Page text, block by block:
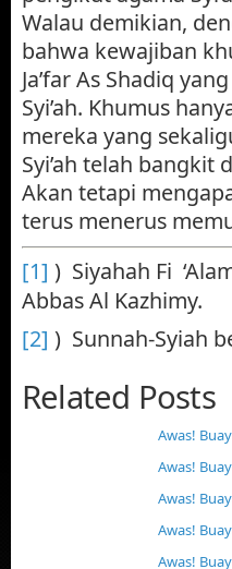
Walau demikian,
bahwa kewajiban
Ja’far As Shadiq
Syi’ah. Khumus
mereka yang
Syi’ah telah
Akan tetapi
terus menerus
[1] ) Siyahah Fi
Abbas Al Kazhimy.
[2] ) Sunnah-Syiah
Related Posts
Awas!
Awas!
Awas!
Awas!
Awas!